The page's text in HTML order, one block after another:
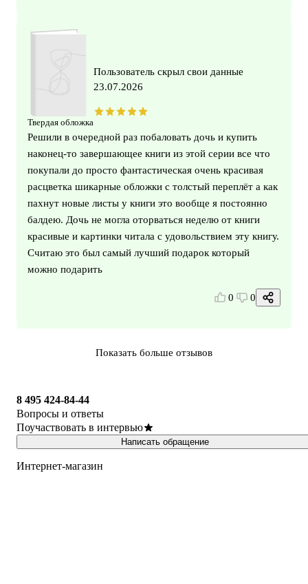
Твердая обложка
Пользователь скрыл свои данные
23.07.2026
Решили в очередной раз побаловать дочь и купить
наконец-то завершающее книги из этой серии все что
покупали до просто фантастическая очень красивая
расцветка шикарные обложки с толстый переплёт а как
пахнут новые листы у книги это вообще я постоянно
балдею. Дочь не могла оторваться неделю от книги
красивые и картинки читала с удовольствием эту книгу.
Считаю это был самый лучший подарок который
можно подарить
0 0
Показать больше отзывов
8 495 424-84-44
Вопросы и ответы
Поучаствовать в интервью
Написать обращение
Интернет-магазин